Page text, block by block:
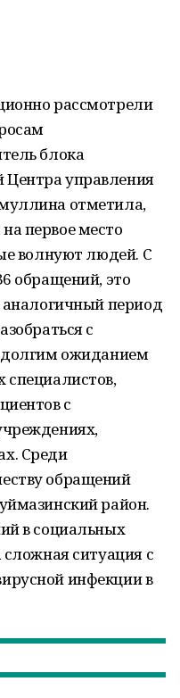
рассмотрели
блока
управления
отметила,
первое место
волнуют людей. С
обращений, это
аналогичный период
с
долгим ожиданием
специалистов,
с
Среди
обращений
район.
в социальных
сложная ситуация с
инфекции в